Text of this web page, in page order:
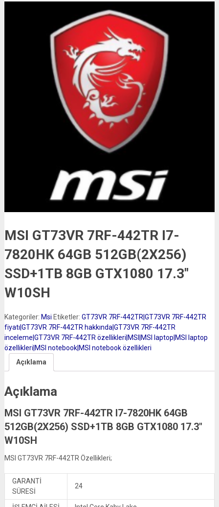
MSI GT73VR 7RF-442TR I7-
7820HK 64GB 512GB(2X256)
SSD+1TB 8GB GTX1080 17.3″
W10SH
Kategoriler: Msi Etiketler: GT73VR 7RF-442TR|GT73VR 7RF-442TR
fiyatı|GT73VR 7RF-442TR hakkında|GT73VR 7RF-442TR
inceleme|GT73VR 7RF-442TR özellikleri|MSI|MSI laptop|MSI laptop
özellikleri|MSI notebook|MSI notebook özellikleri
Açıklama
Açıklama
MSI GT73VR 7RF-442TR I7-7820HK 64GB
512GB(2X256) SSD+1TB 8GB GTX1080 17.3″
W10SH
MSI GT73VR 7RF-442TR Özellikleri;
GARANTİ
SÜRESİ
24